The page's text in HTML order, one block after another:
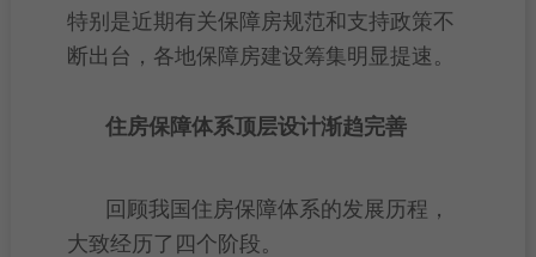
特别是近期有关保障房规范和支持政策不
断出台，各地保障房建设筹集明显提速。
住房保障体系顶层设计渐趋完善
回顾我国 住房保障体系的发展历程，
大致经历了四个阶段。